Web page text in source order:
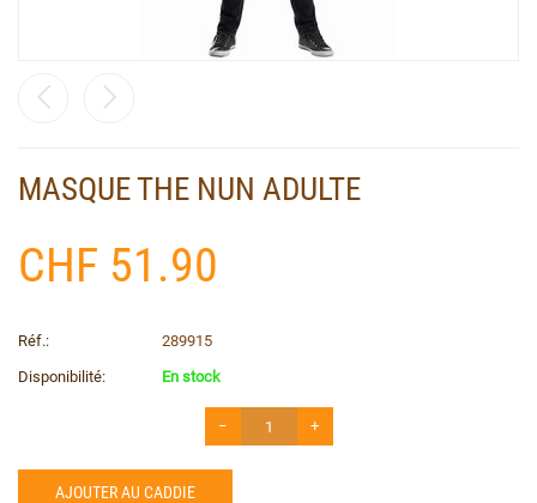
MASQUE THE NUN ADULTE
CHF 51.90
Réf.:
289915
Disponibilité:
En stock
− +
AJOUTER AU CADDIE